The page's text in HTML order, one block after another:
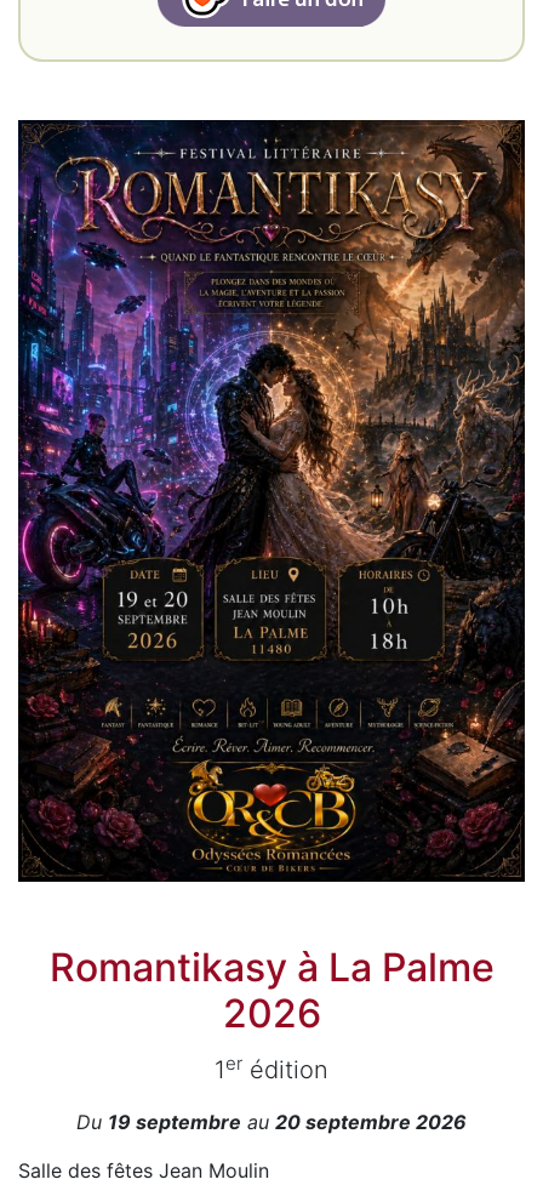
Romantikasy à La Palme
2026
1 er édition
Du 19 septembre au 20 septembre 2026
Salle des fêtes Jean Moulin